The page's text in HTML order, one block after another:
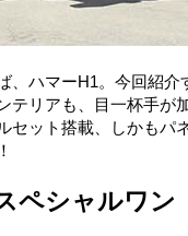
ハマーH1。今回紹
テリアも、目一杯手
ット搭載、しかもパ
ペシャルワン